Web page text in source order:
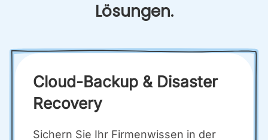
Lösun­gen.
Cloud-Back­up & Dis­as­ter
Reco­very
Sichern Sie Ihr Fir­men­wis­sen in der